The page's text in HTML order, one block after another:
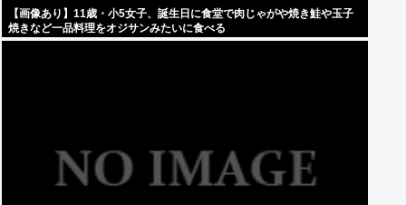
【画像あり】11歳・小5女子、誕生日に食堂で肉じゃがや焼き鮭や玉子
焼きなど一品料理をオジサンみたいに食べる